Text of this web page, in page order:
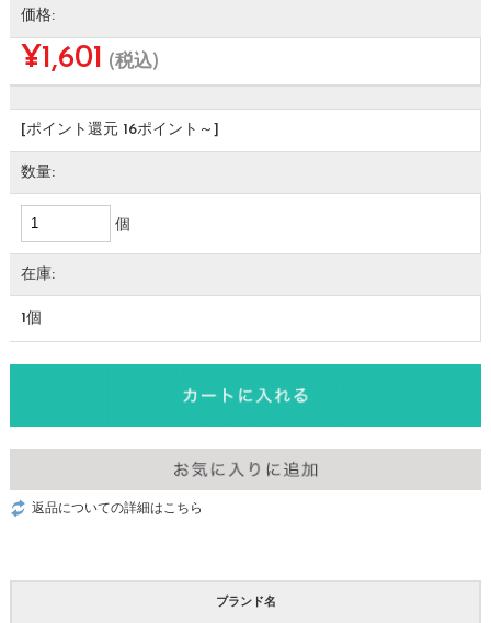
価格:
¥1,601 (税込)
[ポイント還元 16ポイント～]
数量:
個
在庫:
1個
返品についての詳細はこちら
ブランド名